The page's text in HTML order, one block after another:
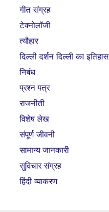
गीत संग्रह
टेक्नोलॉजी
त्यौहार
दिल्ली दर्शन दिल्ली का इतिहास
निबंध
प्रश्न पत्र
राजनीती
विशेष लेख
संपूर्ण जीवनी
सामान्य जानकारी
सुविचार संग्रह
हिंदी व्याकरण